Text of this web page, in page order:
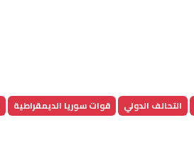
التحالف الدولي قوات سوريا الديمقراطية